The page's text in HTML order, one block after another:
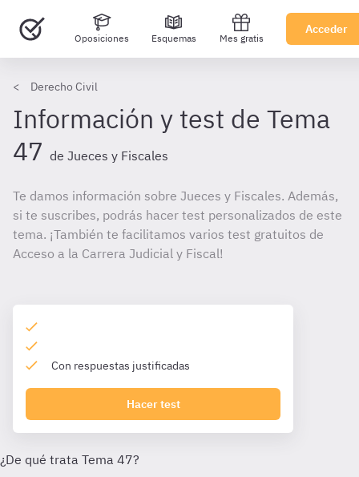
Oposiciones Esquemas Mes gratis
Acceder
Derecho Civil
Información y test de Tema
47 de Jueces y Fiscales
Te damos información sobre Jueces y Fiscales. Además,
si te suscribes, podrás hacer test personalizados de este
tema. ¡También te facilitamos varios test gratuitos de
Acceso a la Carrera Judicial y Fiscal!
Con respuestas justificadas
Hacer test